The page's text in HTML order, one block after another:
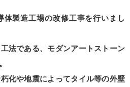
体製造工場の改修工事を行いまし
法である、モダンアートストーン
化や地震によってタイル等の外壁